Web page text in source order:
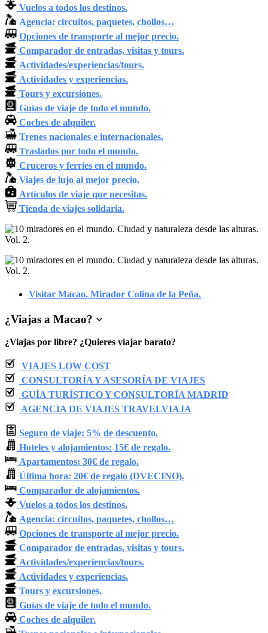
Vuelos a todos los destinos.
Agencia: circuitos, paquetes, chollos…
Opciones de transporte al mejor precio.
Comparador de entradas, visitas y tours.
Actividades/experiencias/tours.
Actividades y experiencias.
Tours y excursiones.
Guías de viaje de todo el mundo.
Coches de alquiler.
Trenes nacionales e internacionales.
Traslados por todo el mundo.
Cruceros y ferries en el mundo.
Viajes de lujo al mejor precio.
Artículos de viaje que necesitas.
Tienda de viajes solidaria.
Visitar Macao. Mirador Colina de la Peña.
¿Viajas a Macao?
¿Viajas por libre? ¿Quieres viajar barato?
VIAJES LOW COST
CONSULTORÍA Y ASESORÍA DE VIAJES
GUÍA TURÍSTICO Y CONSULTORÍA MADRID
AGENCIA DE VIAJES TRAVELVIAJA
Seguro de viaje: 5% de descuento.
Hoteles y alojamientos: 15€ de regalo.
Apartamentos: 30€ de regalo.
Última hora: 20€ de regalo (DVECINO).
Comparador de alojamientos.
Vuelos a todos los destinos.
Agencia: circuitos, paquetes, chollos…
Opciones de transporte al mejor precio.
Comparador de entradas, visitas y tours.
Actividades/experiencias/tours.
Actividades y experiencias.
Tours y excursiones.
Guías de viaje de todo el mundo.
Coches de alquiler.